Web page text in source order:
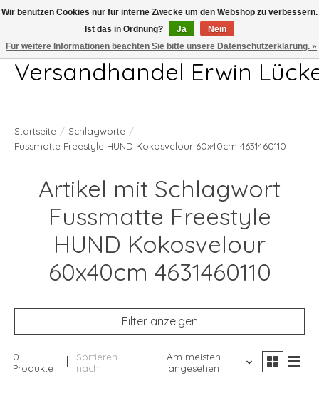
Telefon 04407 715872 MO-DO 7.00-17.00Uhr FR 7.00-13.00Uhr
Versandhandel Erwin
Startseite / Schlagworte /
Fussmatte Freestyle HUND Kokosvelour 60x40cm 4631460110
Artikel mit Schlagwort
Fussmatte Freestyle
HUND Kokosvelour
60x40cm 4631460110
Filter anzeigen
0
Produkte
Sortieren
nach
Am meisten
angesehen
Wir benutzen Cookies nur für interne Zwecke um den Webshop zu verbessern.
Ist das in Ordnung?
Ja
Nein
Für weitere Informationen beachten Sie bitte unsere Datenschutzerklärung. »